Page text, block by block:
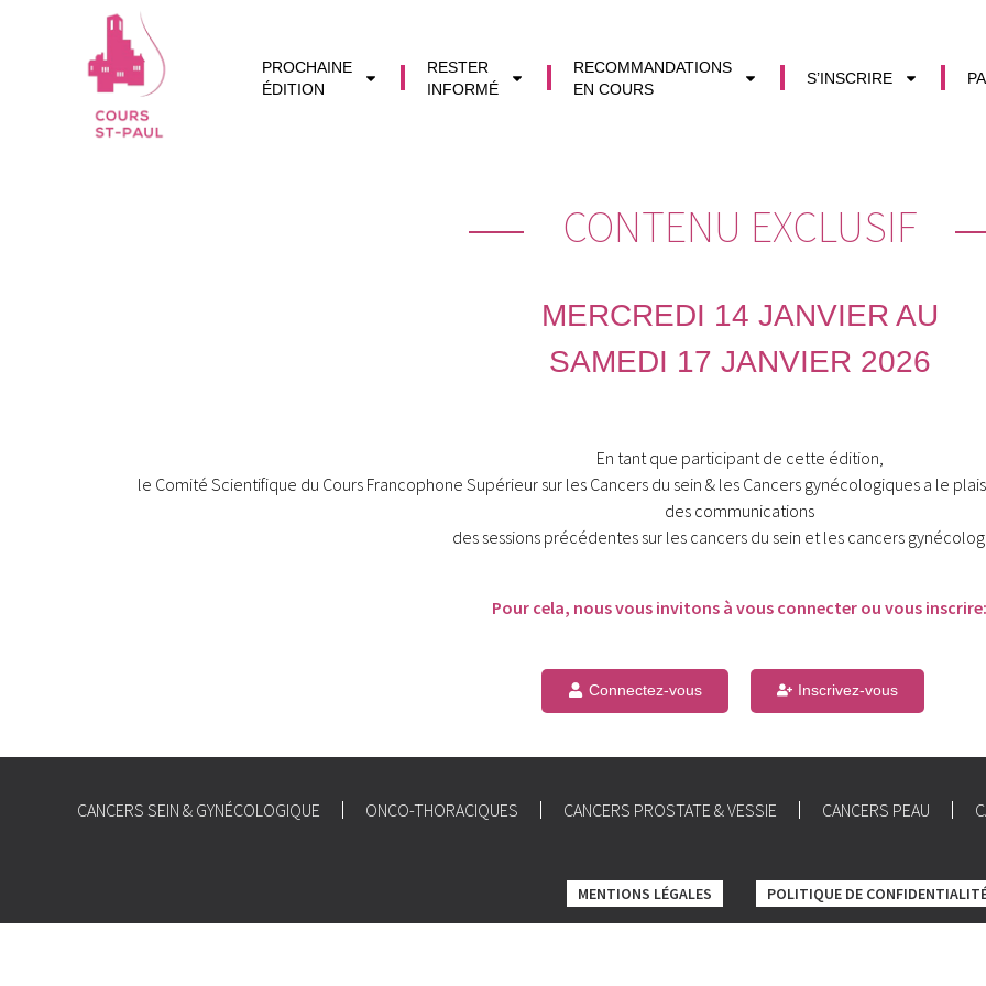
PROCHAINE
ÉDITION
RESTER
INFORMÉ
RECOMMANDATIONS
EN COURS
S’INSCRIRE
CONTENU EXCLUSIF
MERCREDI 14 JANVIER AU
SAMEDI 17 JANVIER 2026
En tant que participant de cette édition,
le Comité Scientifique du Cours Francophone Supérieur sur les Cancers du sein & les Cancers gynécologiques a le
des communications
des sessions précédentes sur les cancers du sein et les cancers
Pour cela, nous vous invitons à vous connecter ou vous inscrire:
Connectez-vous Inscrivez-vous
CANCERS SEIN & GYNÉCOLOGIQUE ONCO-THORACIQUES CANCERS PROSTATE & VESSIE CANCERS PEAU
MENTIONS LÉGALES POLITIQUE DE